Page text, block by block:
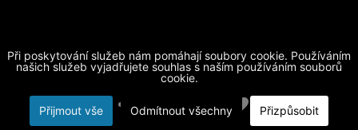
Při poskytování služeb nám pomáhají soubory cookie. Používáním
našich služeb vyjadřujete souhlas s naším používáním souborů
cookie.
Přijmout vše Odmítnout všechny Přizpůsobit